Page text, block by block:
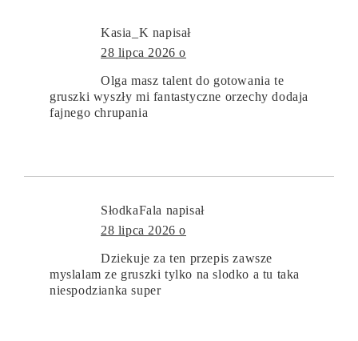
Kasia_K napisał
28 lipca 2026 o
Olga masz talent do gotowania te
gruszki wyszły mi fantastyczne orzechy dodaja
fajnego chrupania
SłodkaFala napisał
28 lipca 2026 o
Dziekuje za ten przepis zawsze
myslalam ze gruszki tylko na slodko a tu taka
niespodzianka super